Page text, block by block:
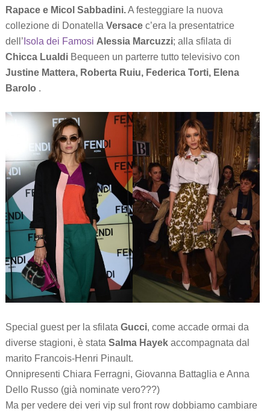
Rapace e Micol Sabbadini.A festeggiare la nuova
collezione di Donatella Versacec’era la presentatrice
dell’ Isola dei Famosi Alessia Marcuzzi; alla sfilata di
Chicca LualdiBequeen un parterre tutto televisivo con
Justine Mattera, Roberta Ruiu, Federica Torti, Elena
Barolo .
Special guest per la sfilata Gucci, come accade ormai da
diverse stagioni, è stata Salma Hayekaccompagnata dal
marito Francois-Henri Pinault.
Onnipresenti Chiara Ferragni, Giovanna Battaglia e Anna
Dello Russo (già nominate vero???)
Ma per vedere dei veri vip sul front row dobbiamo cambiare